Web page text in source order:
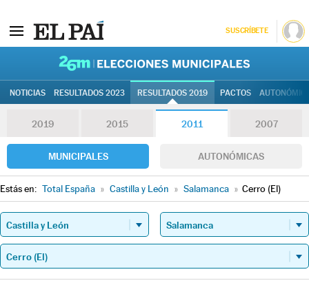
SUSCRÍBETE
NOTICIAS RESULTADOS 2023 RESULTADOS 2019 PACTOS
2019 2015 2011 2007
MUNICIPALES AUTONÓMICAS
Estás en: Total España » Castilla y León » Salamanca » Cerro (El)